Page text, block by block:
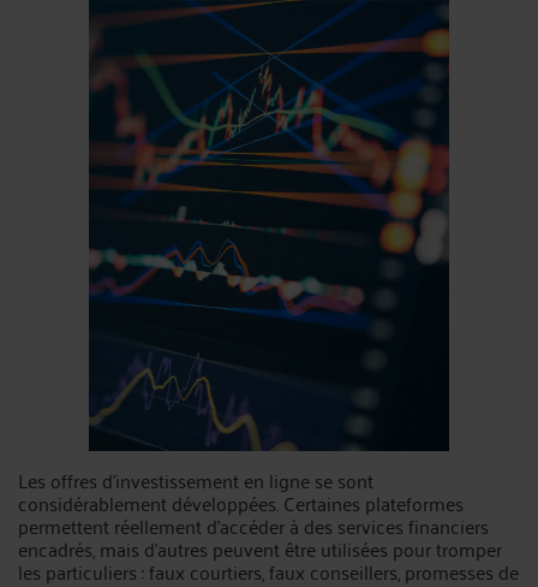
Les offres d’investissement en ligne se sont
considérablement développées. Certaines plateformes
permettent réellement d’accéder à des services financiers
encadrés, mais d’autres peuvent être utilisées pour tromper
les particuliers : faux courtiers, faux conseillers, promesses de